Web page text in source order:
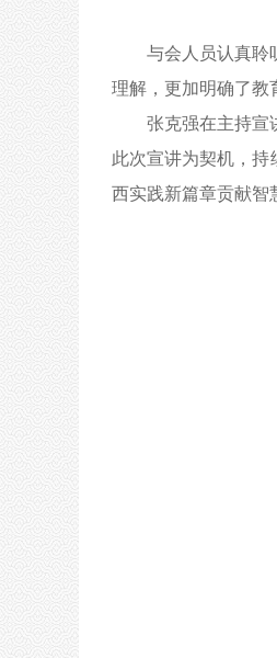
与会人员认真聆
理解，更加明确了教
张克强在主持宣
此次宣讲为契机，
西实践新篇章贡献智